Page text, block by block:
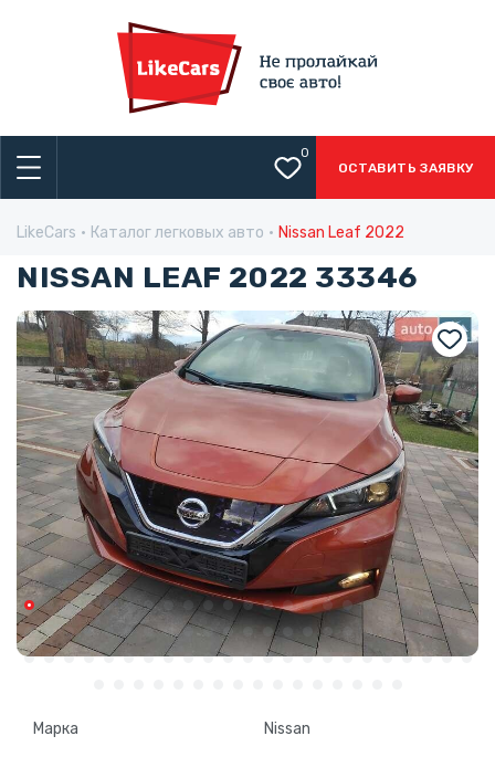
0
ОСТАВИТЬ ЗАЯВКУ
LikeCars Каталог легковых авто Nissan Leaf 2022
NISSAN LEAF 2022 33346
Марка Nissan